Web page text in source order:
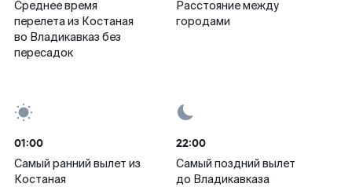
Среднее время
перелета из Костаная
во Владикавказ без
пересадок
Расстояние между
городами
01:00
Самый ранний вылет из
Костаная
22:00
Самый поздний вылет
до Владикавказа